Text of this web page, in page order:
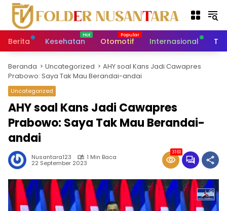
Berita Kesehatan Otomotif Internasional
Beranda Uncategorized
AHY soal Kans Jadi Cawapres
Prabowo: Saya Tak Mau Berandai-andai
Uncategorized
AHY soal Kans Jadi Cawapres
Prabowo: Saya Tak Mau Berandai-
andai
Nusantara123 1 Min Baca
22 September 2023
3161